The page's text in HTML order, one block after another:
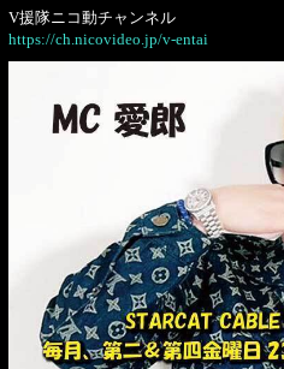
V援隊ニコ動チャンネル
https://ch.nicovideo.jp/v-entai